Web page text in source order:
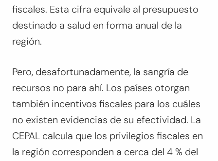
fiscales. Esta cifra equivale al presupuesto
destinado a salud en forma anual de la
región.
Pero, desafortunadamente, la sangría de
recursos no para ahí. Los países otorgan
también incentivos fiscales para los cuáles
no existen evidencias de su efectividad. La
CEPAL calcula que los privilegios fiscales en
la región corresponden a cerca del 4 % del